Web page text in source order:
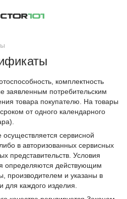
комплектность
заявленным потребительским
товара покупателю. На товары
от одного календарного
сервисной
в авторизованных сервисных
представительств. Условия
определяются действующим
производителем и указаны в
для каждого изделия.